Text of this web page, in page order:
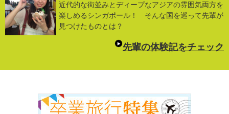
近代的な街並みとディープなアジアの雰囲気両方を
楽しめるシンガポール！ そんな国を巡って先輩が
見つけたものとは？
先輩の体験記をチェック